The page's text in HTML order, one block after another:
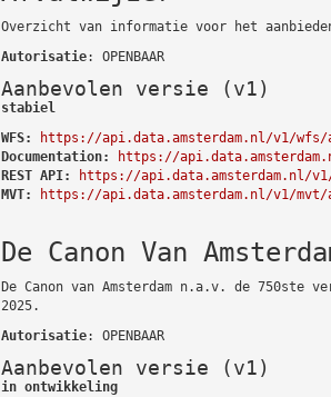
Overzicht van informatie voor het
Autorisatie: OPENBAAR
Aanbevolen versie (v1)
stabiel
WFS:
https://api.data.amsterdam.nl/v1/
Documentation:
https://
REST API:
https://api.data.amsterdam.nl/
MVT:
https://api.data.amsterdam.nl/v1/
De Canon Van
De Canon van Amsterdam n.a.v. de 750ste
2025.
Autorisatie: OPENBAAR
Aanbevolen versie (v1)
in ontwikkeling